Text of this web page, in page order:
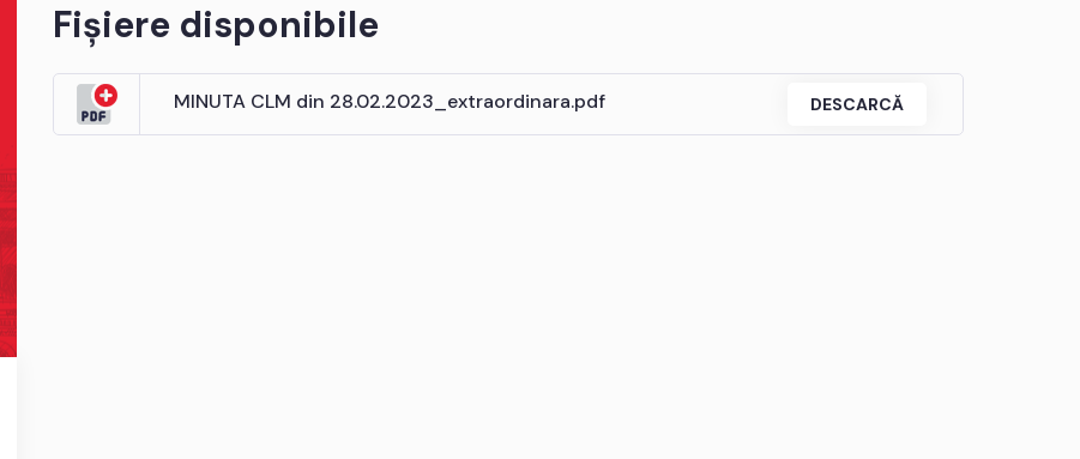
Fișiere disponibile
MINUTA CLM din 28.02.2023_extraordinara.pdf DESCARCĂ